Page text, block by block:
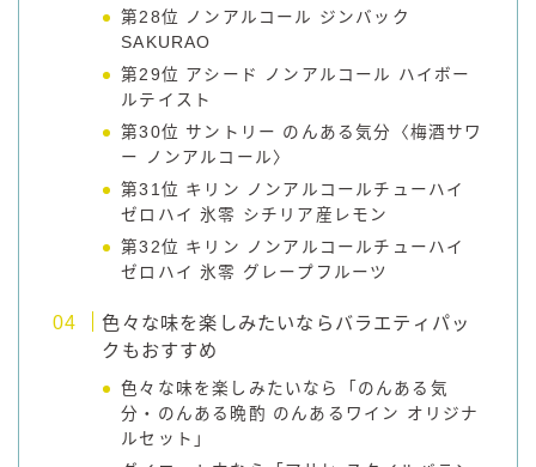
第28位 ノンアルコール ジンバック
SAKURAO
第29位 アシード ノンアルコール ハイボー
ルテイスト
第30位 サントリー のんある気分〈梅酒サワ
ー ノンアルコール〉
第31位 キリン ノンアルコールチューハイ
ゼロハイ 氷零 シチリア産レモン
第32位 キリン ノンアルコールチューハイ
ゼロハイ 氷零 グレープフルーツ
色々な味を楽しみたいならバラエティパッ
クもおすすめ
色々な味を楽しみたいなら「のんある気
分・のんある晩酌 のんあるワイン オリジナ
ルセット」